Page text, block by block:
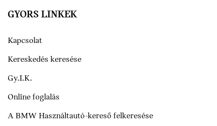
GYORS LINKEK
Kapcsolat
Kereskedés keresése
Gy.I.K.
Online foglalás
A BMW Használtautó-kereső felkeresése